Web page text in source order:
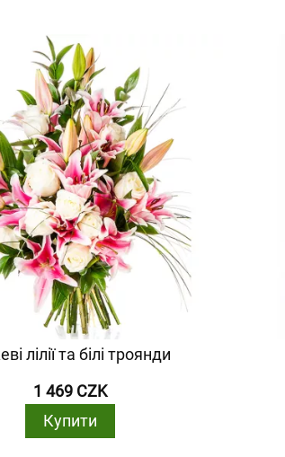
лілії та білі троянди
1 469 CZK
Купити